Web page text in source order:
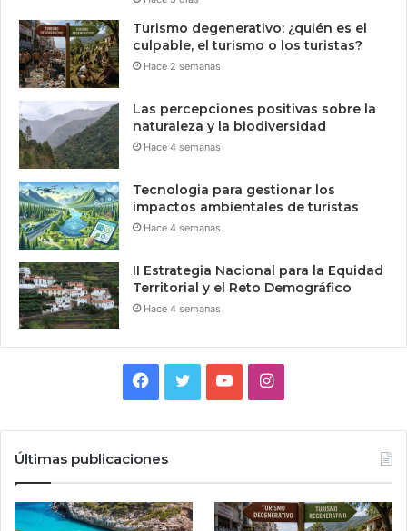
Turismo degenerativo: ¿quién es el
culpable, el turismo o los turistas?
Hace 2 semanas
Las percepciones positivas sobre la
naturaleza y la biodiversidad
Hace 4 semanas
Tecnologia para gestionar los
impactos ambientales de turistas
Hace 4 semanas
II Estrategia Nacional para la Equidad
Territorial y el Reto Demográfico
Hace 4 semanas
Facebook
TwitterYouTubeInstagram
Últimas publicaciones